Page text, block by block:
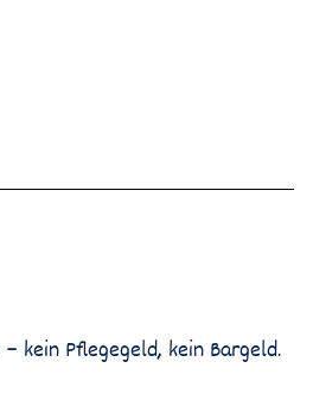
kein Pflegegeld, kein Bargeld.